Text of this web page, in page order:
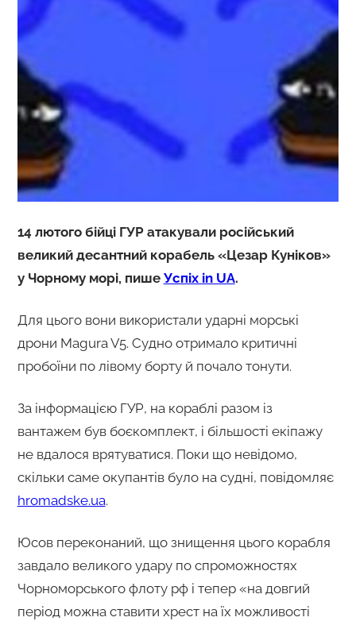
14 лютого бійці ГУР атакували російський
великий десантний корабель «Цезар Куніков»
у Чорному морі, пише Успіх in UA.
Для цього вони використали ударні морські
дрони Magura V5. Судно отримало критичні
пробоїни по лівому борту й почало тонути.
За інформацією ГУР, на кораблі разом із
вантажем був боєкомплект, і більшості екіпажу
не вдалося врятуватися. Поки що невідомо,
скільки саме окупантів було на судні, повідомляє
hromadske.ua.
Юсов переконаний, що знищення цього корабля
завдало великого удару по спроможностях
Чорноморського флоту рф і тепер «на довгий
період можна ставити хрест на їх можливості